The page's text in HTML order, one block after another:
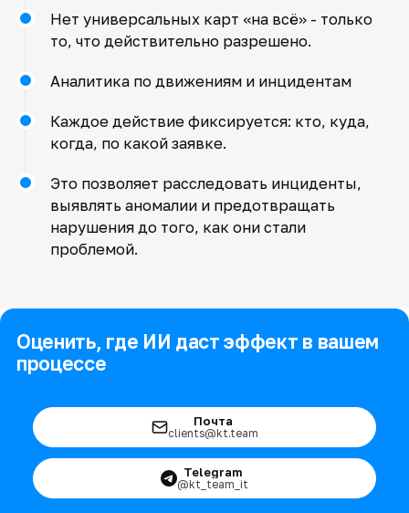
Нет универсальных карт «на всё» - только
то, что действительно разрешено.
Аналитика по движениям и инцидентам
Каждое действие фиксируется: кто, куда,
когда, по какой заявке.
Это позволяет расследовать инциденты,
выявлять аномалии и предотвращать
нарушения до того, как они стали
проблемой.
Оценить, где ИИ даст эффект в вашем
процессе
Почта
clients@kt.team
Telegram
@kt_team_it